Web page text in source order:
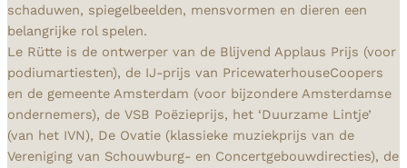
schaduwen, spiegelbeelden, mensvormen en dieren een
belangrijke rol spelen.
Le Rütte is de ontwerper van de Blijvend Applaus Prijs (voor
podiumartiesten), de IJ-prijs van PricewaterhouseCoopers
en de gemeente Amsterdam (voor bijzondere Amsterdamse
ondernemers), de VSB Poëzieprijs, het ‘Duurzame Lintje’
(van het IVN), De Ovatie (klassieke muziekprijs van de
Vereniging van Schouwburg- en Concertgebouwdirecties), de